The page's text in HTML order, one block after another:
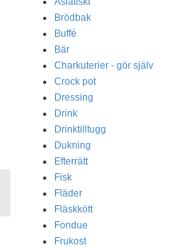
Brödbak
Buffé
Bär
Charkuterier - gör själv
Crock pot
Dressing
Drink
Drinktilltugg
Dukning
Efterrätt
Fisk
Fläder
Fläskkött
Fondue
Frukost